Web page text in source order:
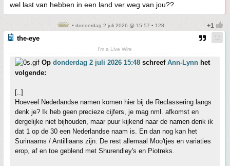
wel last van hebben in een land ver weg van jou??
• donderdag 2 juli 2026 @ 15:57 • 128
the-eye
I'm a Live Wire
Op donderdag 2 juli 2026 15:48 schreef Ann-Lynn het
volgende:
[..]
Hoeveel Nederlandse namen komen hier bij de Reclassering langs
denk je? Ik heb geen precieze cijfers, je mag nml. afkomst en
dergelijke niet bijhouden, maar puur kijkend naar de namen denk ik
dat 1 op de 30 een Nederlandse naam is. En dan nog kan het
Surinaams / Antilliaans zijn. De rest allemaal Moo'tjes en variaties
erop, af en toe geblend met Shurendley's en Piotreks.